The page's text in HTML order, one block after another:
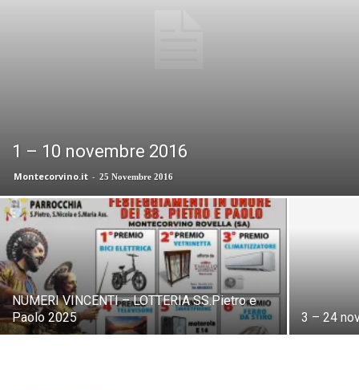
1 – 10 novembre 2016
Montecorvino.it - 25 Novembre 2016
NUMERI VINCENTI – LOTTERIA SS.Pietro e
Paolo 2025
3 – 24